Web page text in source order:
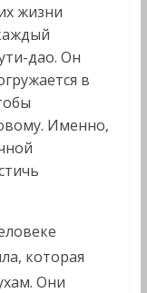
жизни
дао. Он
в
Именно,
которая
Они